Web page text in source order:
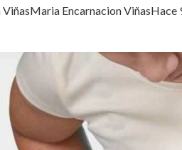
Maria Encarnacion ViñasHace